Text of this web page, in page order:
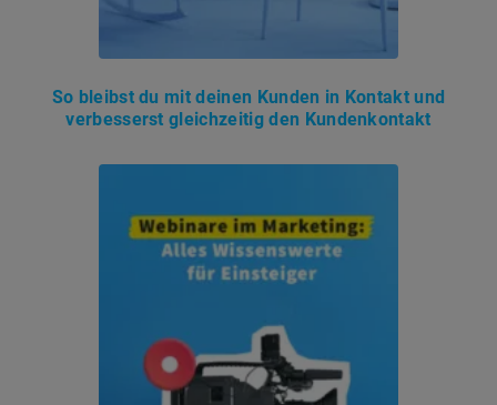
So bleibst du mit deinen Kunden in Kontakt und
verbesserst gleichzeitig den Kundenkontakt